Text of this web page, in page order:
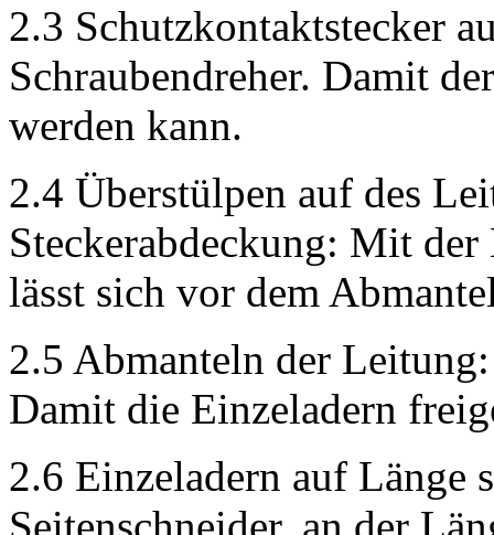
2.3 Schutzkontaktstecker
Schraubendreher. Damit
werden kann.
2.4 Überstülpen auf des
Steckerabdeckung: Mit
lässt sich vor dem
2.5 Abmanteln der
Damit die Einzeladern
2.6 Einzeladern auf Länge
Seitenschneider, an der